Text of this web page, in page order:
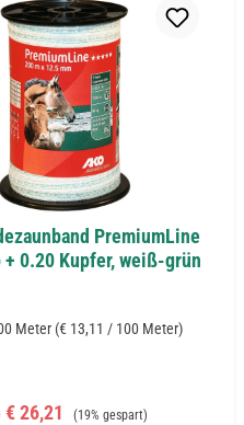
PremiumLine
0.20 Kupfer, weiß-grün
Meter (€ 13,11 / 100 Meter)
€ 26,21 Regulärer Preis:
(19% gespart)